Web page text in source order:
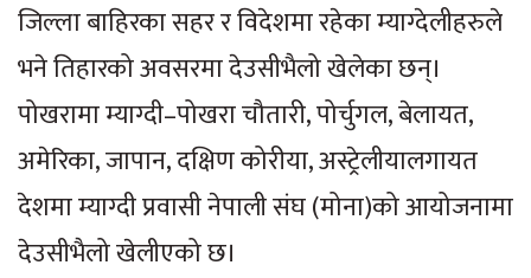
जिल्ला बाहिरका सहर र विदेशमा रहेका म्याग्देलीहरुले
भने तिहारको अवसरमा देउसीभैलो खेलेका छन्।
पोखरामा म्याग्दी–पोखरा चौतारी, पोर्चुगल, बेलायत,
अमेरिका, जापान, दक्षिण कोरीया, अस्ट्रेलीयालगायत
देशमा म्याग्दी प्रवासी नेपाली संघ (मोना)को आयोजनामा
देउसीभैलो खेलीएको छ।